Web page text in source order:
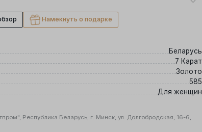
Намекнуть о подарке
Беларусь
7 Карат
Золото
585
Для женщин
Республика Беларусь, г. Минск, ул. Долгобродская, 16-6,